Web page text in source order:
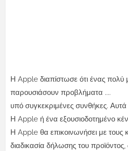
Η Apple διαπίστωσε ότι ένας πολύ
παρουσιάσουν προβλήματα ....
υπό συγκεκριμένες συνθήκες.
Η Apple ή ένα εξουσιοδοτημένο
Η Apple θα επικοινωνήσει με
διαδικασία δήλωσης του